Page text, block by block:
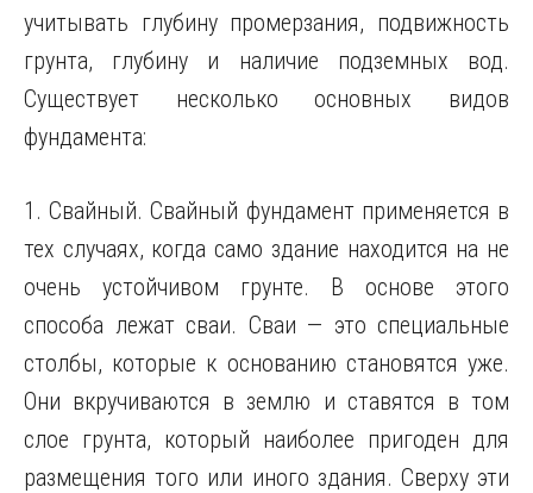
учитывать глубину промерзания, подвижность
грунта, глубину и наличие подземных вод.
Существует несколько основных видов
фундамента:
1. Свайный. Свайный фундамент применяется в
тех случаях, когда само здание находится на не
очень устойчивом грунте. В основе этого
способа лежат сваи. Сваи — это специальные
столбы, которые к основанию становятся уже.
Они вкручиваются в землю и ставятся в том
слое грунта, который наиболее пригоден для
размещения того или иного здания. Сверху эти